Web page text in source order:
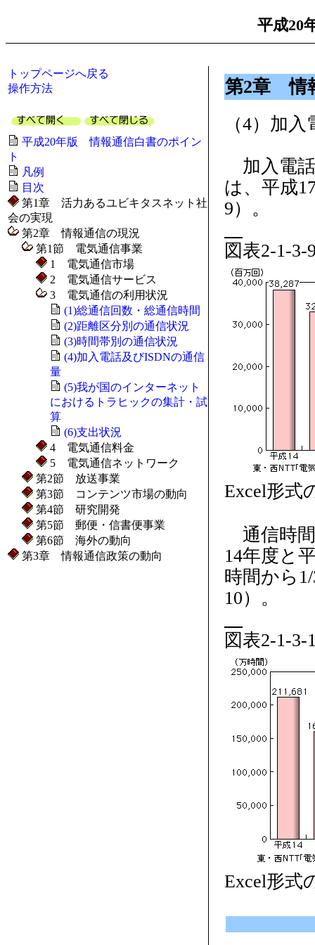
平成20
トップページへ戻る
操作方法
平成20年版 情報通信白書のポイン
ト
凡例
目次
第1章 活力あるユビキタスネット社
会の実現
第2章 情報通信の現況
第1節 電気通信事業
1 電気通信市場
2 電気通信サービス
3 電気通信の利用状況
(1)総通信回数・総通信時間
(2)距離区分別の通信状況
(3)時間帯別の通信状況
(4)加入電話及びISDNの通信
量
(5)我が国のインターネット
におけるトラヒックの集計・試
算
(6)支出状況
4 電気通信料金
5 電気通信ネットワーク
第2節 放送事業
第3節 コンテンツ市場の動向
第4節 研究開発
第5節 郵便・信書便事業
第6節 海外の動向
第3章 情報通信政策の動向
第2章 情
（4）加
加入電
は、平成
9）。
図表2-1-
Excel形式
通信時
14年度と
時間から
10）。
図表2-1-
Excel形式